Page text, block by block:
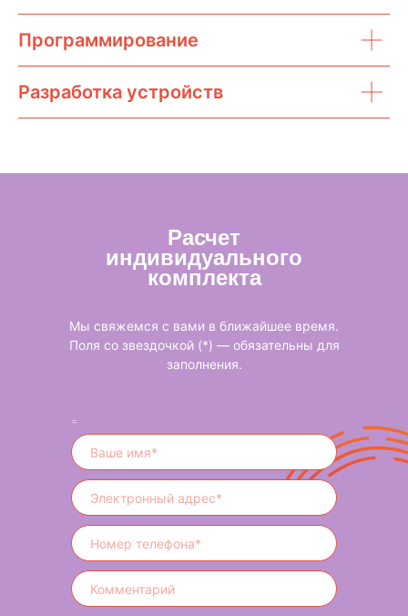
Программирование
Разработка устройств
=
Мы свяжемся с вами в ближайшее время.
Поля со звездочкой (*) — обязательны для
заполнения.
Расчет
индивидуального
комплекта